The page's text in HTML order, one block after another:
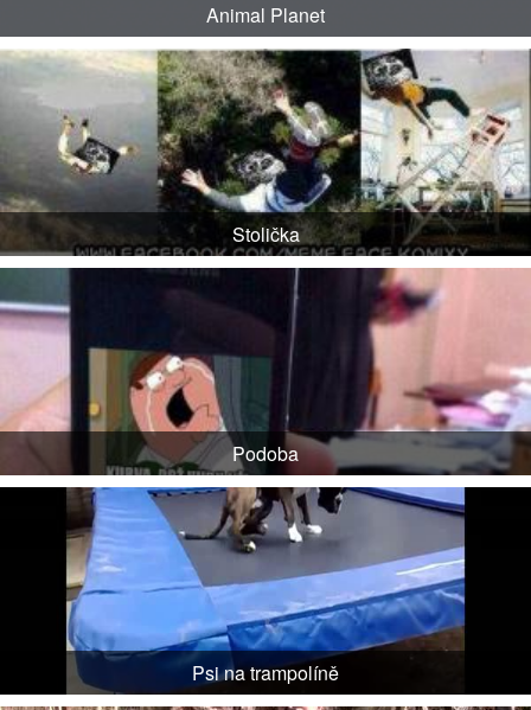
Animal Planet
Stolička
Podoba
Psi na trampolíně